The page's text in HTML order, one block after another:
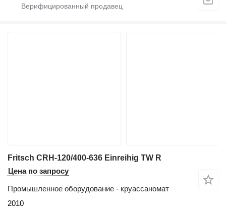
Fritsch CRH-120/400-636 Einreihig TW R
Цена по запросу
Промышленное оборудование - круассаномат
2010